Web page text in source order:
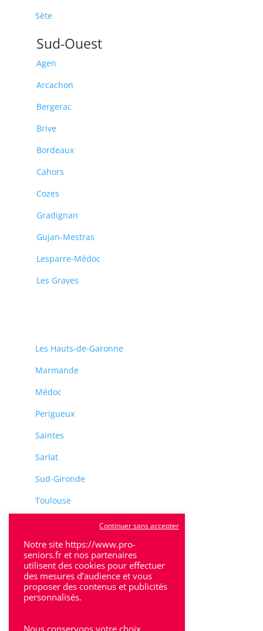
Sète
Sud-Ouest
Agen
Arcachon
Bergerac
Brive
Bordeaux
Cahors
Cozes
Gradignan
Gujan-Mestras
Lesparre-Médoc
Les Graves
Les Hauts-de-Garonne
Marmande
Médoc
Perigueux
Saintes
Sarlat
Sud-Gironde
Toulouse
Villeneuve-Sur-Lot
Notre site https://www.pro-
seniors.fr et nos partenaires
utilisent des cookies pour effectuer
des mesures d’audience et vous
proposer des contenus et publicités
personnalisés.
Nous conservons votre choix
Continuer sans accepter